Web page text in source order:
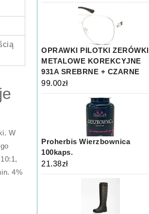
W
4%
OPRAWKI PILOTKI ZERÓWKI
METALOWE KOREKCYJNE
931A SREBRNE + CZARNE
99.00zł
Proherbis Wierzbownica
100kaps.
21.38zł